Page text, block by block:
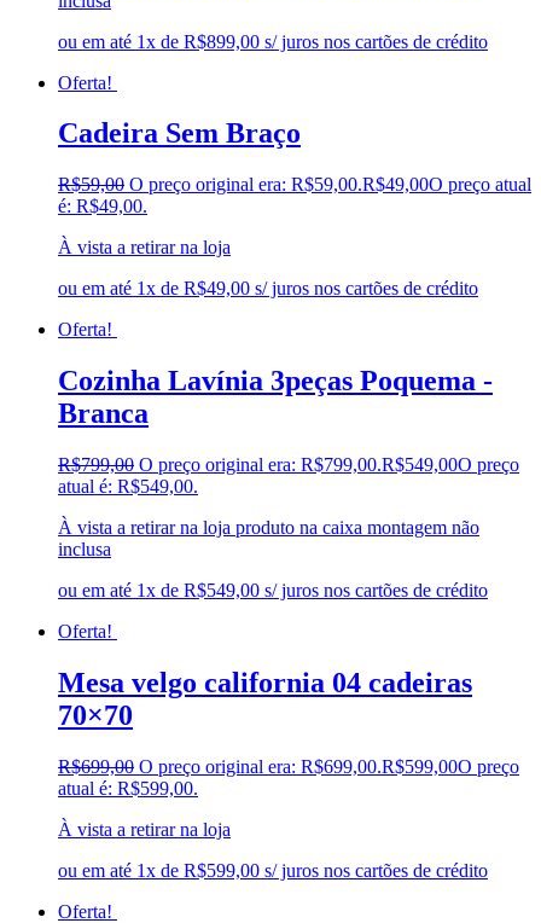
ou em até 1x de R$899,00 s/ juros nos cartões de crédito
Oferta!
Cadeira Sem Braço
R$59,00 O preço original era: R$59,00.R$49,00O preço atual
é: R$49,00.
À vista a retirar na loja
ou em até 1x de R$49,00 s/ juros nos cartões de crédito
Oferta!
Cozinha Lavínia 3peças Poquema -
Branca
R$799,00 O preço original era: R$799,00.R$549,00O preço
atual é: R$549,00.
À vista a retirar na loja produto na caixa montagem não
inclusa
ou em até 1x de R$549,00 s/ juros nos cartões de crédito
Oferta!
Mesa velgo california 04 cadeiras
70×70
R$699,00 O preço original era: R$699,00.R$599,00O preço
atual é: R$599,00.
À vista a retirar na loja
ou em até 1x de R$599,00 s/ juros nos cartões de crédito
Oferta!